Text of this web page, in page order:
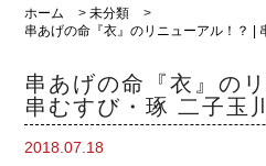
ホーム >未分類
>
串あげの命『衣』のリニューアル！？ |
串あげの命『衣』の
串むすび・琢 二子玉
2018.07.18